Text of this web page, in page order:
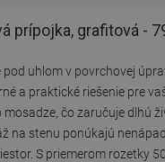
prípojka, grafitová -
pod uhlom v povrchovej
a praktické riešenie pre
mosadze, čo zaručuje dlhú
na stenu ponúkajú
S priemerom rozetky